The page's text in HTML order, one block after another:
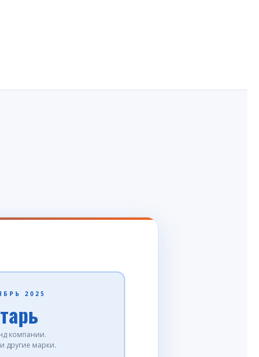
2025
компании.
и другие марки.